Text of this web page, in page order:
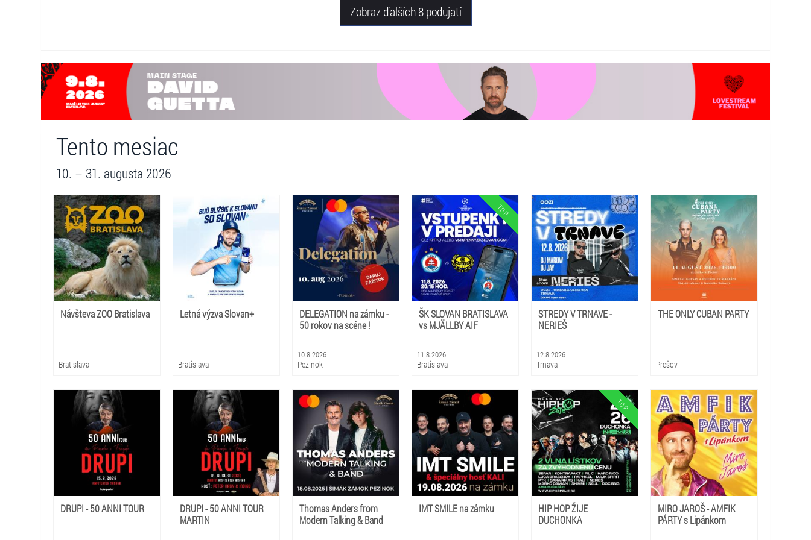
Zobraz ďalších 8 podujatí
Tento mesiac
10. – 31. augusta 2026
Návšteva ZOO Bratislava
Bratislava
Letná výzva Slovan+
Bratislava
DELEGATION na zámku -
50 rokov na scéne !
10.8.2026
Pezinok
ŠK SLOVAN BRATISLAVA
vs MJÄLLBY AIF
11.8.2026
Bratislava
STREDY V TRNAVE -
NERIEŠ
12.8.2026
Trnava
THE ONLY CUBAN PARTY
Prešov
DRUPI - 50 ANNI TOUR
DRUPI - 50 ANNI TOUR
MARTIN
Thomas Anders from
Modern Talking & Band
IMT SMILE na zámku
HIP HOP ŽIJE
DUCHONKA
MIRO JAROŠ - AMFIK
PÁRTY s Lipánkom